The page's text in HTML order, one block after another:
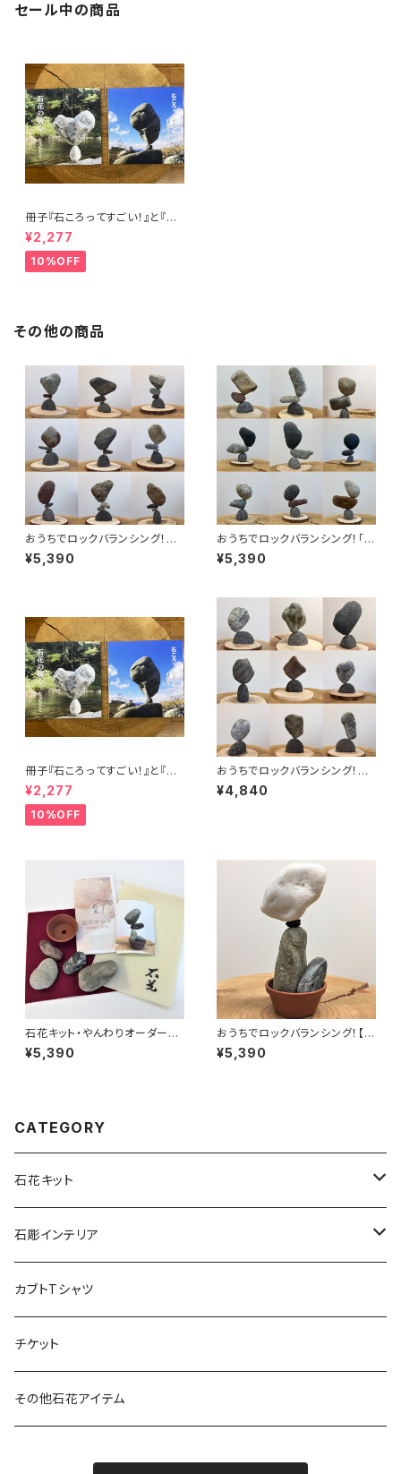
セール中の商品
冊子『石ころってすごい！』と『石
花の核心』のセット
¥2,277
10%OFF
その他の商品
おうちでロックバランシング！石
ころと丸太輪切りの宅積み用石
花台「マルタ座」 かませ石セット
¥5,390
おうちでロックバランシング！「マ
ルタ座」 カウンターバランスセッ
ト
¥5,390
冊子『石ころってすごい！』と『石
花の核心』のセット
¥2,277
10%OFF
おうちでロックバランシング！石
ころと丸太輪切りの『宅積み用
石花台』マルタ座
¥4,840
石花キット・やんわりオーダーメ
イド【おうちでロックバランシン
グ！】
¥5,390
おうちでロックバランシング！【宅
積みの定番】石花キット・プレミ
アム No.107
¥5,390
CATEGORY
石花キット
宅積み用石花台
プレミアムキット
入門キット
石彫インテリア
石彫工芸品（岡崎）
カブトTシャツ
チケット
その他石花アイテム